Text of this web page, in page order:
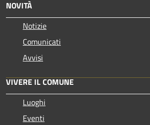
NOVITÀ
Notizie
Comunicati
Avvisi
VIVERE IL COMUNE
Luoghi
Eventi